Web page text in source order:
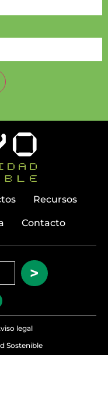
Recursos
Contacto
>
Sostenible
legal